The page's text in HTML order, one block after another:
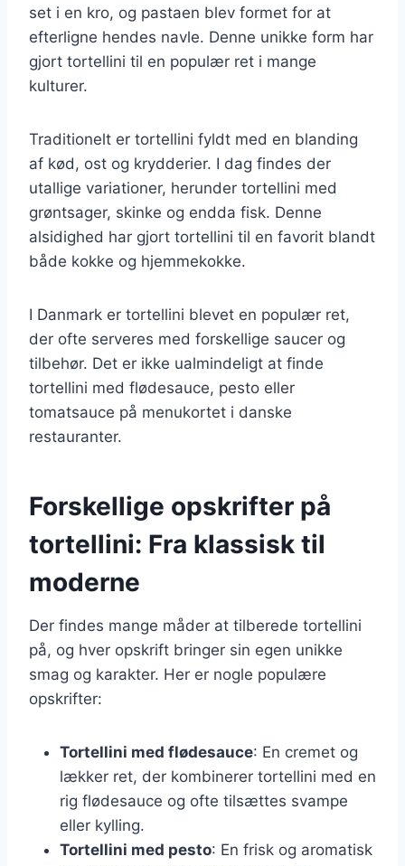
set i en kro, og pastaen blev formet for at
efterligne hendes navle. Denne unikke form har
gjort tortellini til en populær ret i mange
kulturer.
Traditionelt er tortellini fyldt med en blanding
af kød, ost og krydderier. I dag findes der
utallige variationer, herunder tortellini med
grøntsager, skinke og endda fisk. Denne
alsidighed har gjort tortellini til en favorit blandt
både kokke og hjemmekokke.
I Danmark er tortellini blevet en populær ret,
der ofte serveres med forskellige saucer og
tilbehør. Det er ikke ualmindeligt at finde
tortellini med flødesauce, pesto eller
tomatsauce på menukortet i danske
restauranter.
Forskellige opskrifter på
tortellini: Fra klassisk til
moderne
Der findes mange måder at tilberede tortellini
på, og hver opskrift bringer sin egen unikke
smag og karakter. Her er nogle populære
opskrifter:
Tortellini med flødesauce: En cremet og
lækker ret, der kombinerer tortellini med en
rig flødesauce og ofte tilsættes svampe
eller kylling.
Tortellini med pesto: En frisk og aromatisk